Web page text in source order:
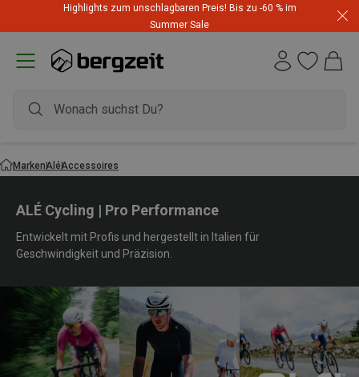
Highlights zum unschlagbaren Preis! Bis zu -60 % im
Summer Sale
MarkenAléAccessoires
ALÉ Cycling | Pro Performance
Entwickelt mit Profis und hergestellt in Italien für
Geschwindigkeit und Präzision.